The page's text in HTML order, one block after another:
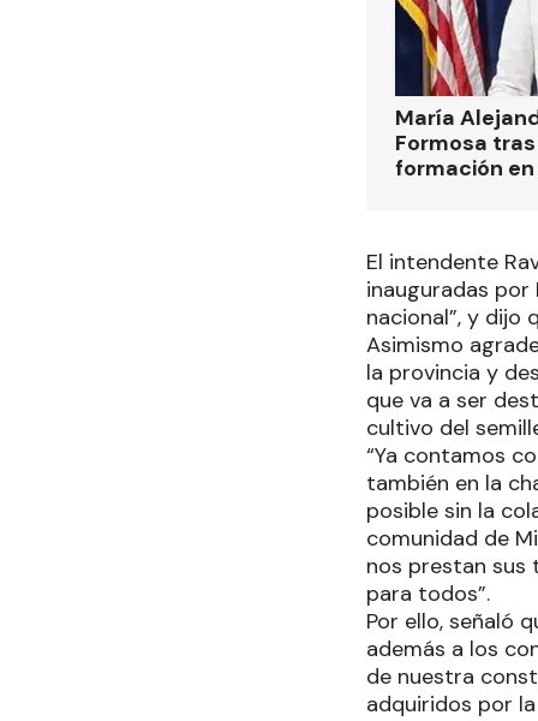
María
Formosa
formación
El intendente
inauguradas por
nacional”, y dijo
Asimismo
la provincia y
que va a ser
cultivo del
“Ya contamos
también en la
posible sin la
comunidad de
nos prestan sus
para todos”.
Por ello, señaló
además a los
de nuestra
adquiridos por